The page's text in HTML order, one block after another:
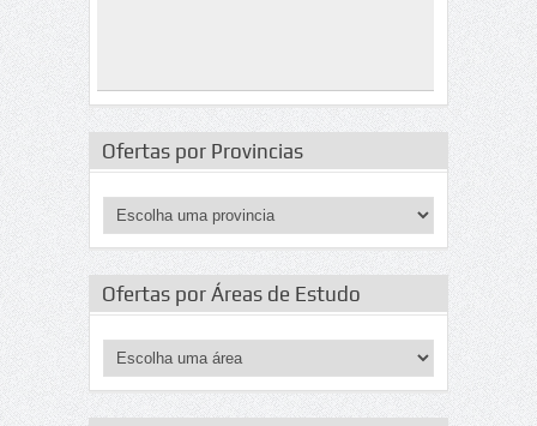
Ofertas por Provincias
Ofertas por Áreas de Estudo